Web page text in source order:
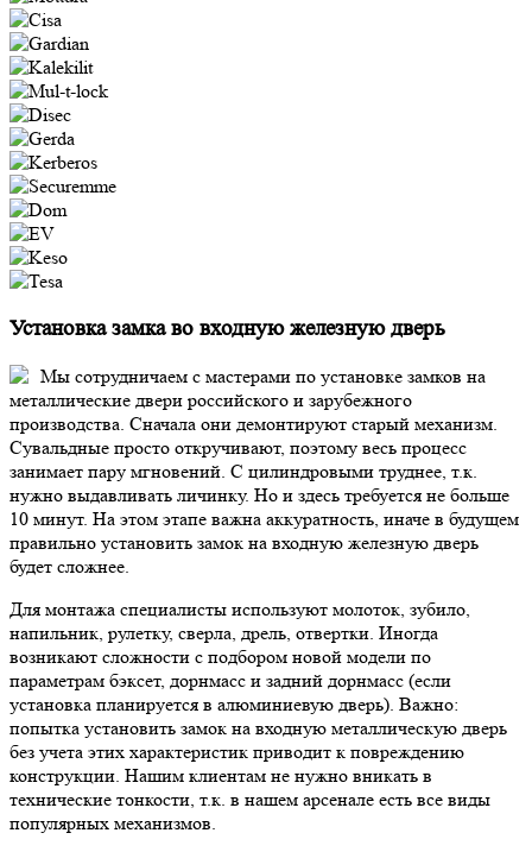
Установка замка во входную железную дверь
Мы сотрудничаем с мастерами по установке замков на
металлические двери российского и зарубежного
производства. Сначала они демонтируют старый механизм.
Сувальдные просто откручивают, поэтому весь процесс
занимает пару мгновений. С цилиндровыми труднее, т.к.
нужно выдавливать личинку. Но и здесь требуется не больше
10 минут. На этом этапе важна аккуратность, иначе в будущем
правильно установить замок на входную железную дверь
будет сложнее.
Для монтажа специалисты используют молоток, зубило,
напильник, рулетку, сверла, дрель, отвертки. Иногда
возникают сложности с подбором новой модели по
параметрам бэксет, дорнмасс и задний дорнмасс (если
установка планируется в алюминиевую дверь). Важно:
попытка установить замок на входную металлическую дверь
без учета этих характеристик приводит к повреждению
конструкции. Нашим клиентам не нужно вникать в
технические тонкости, т.к. в нашем арсенале есть все виды
популярных механизмов.